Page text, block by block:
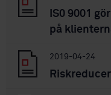
IS0 9001
på
2019-04-24